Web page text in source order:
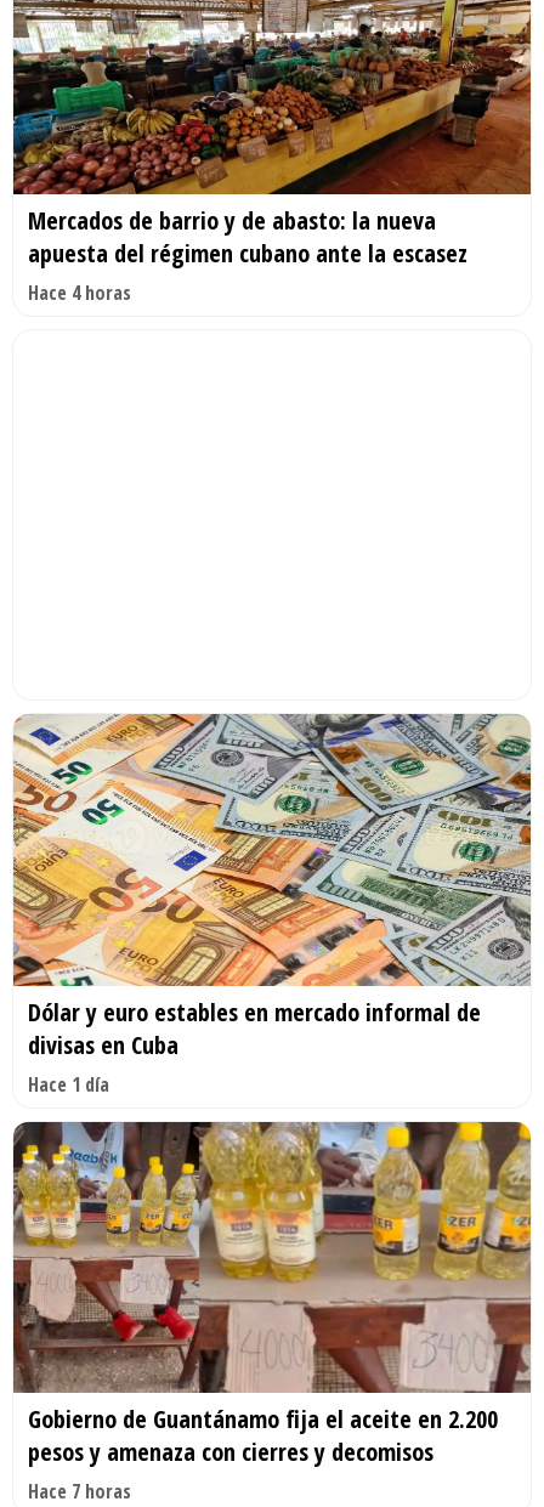
Mercados de barrio y de abasto: la nueva
apuesta del régimen cubano ante la escasez
Hace 4 horas
Dólar y euro estables en mercado informal de
divisas en Cuba
Hace 1 día
Gobierno de Guantánamo fija el aceite en 2.200
pesos y amenaza con cierres y decomisos
Hace 7 horas